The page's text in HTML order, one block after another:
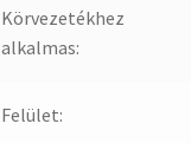
Körvezetékhez
alkalmas:
Felület: